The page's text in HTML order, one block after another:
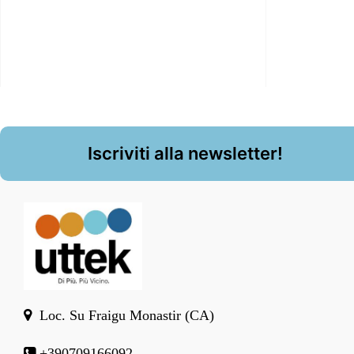
Iscriviti alla newsletter!
Loc. Su Fraigu Monastir (CA)